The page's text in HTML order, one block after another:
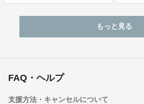
もっと見る
FAQ・ヘルプ
支援方法・キャンセルについて